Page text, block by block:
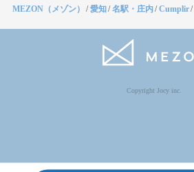
MEZON（メゾン） /愛知/名駅・庄内/Cumplir/
Copyright Jocy inc.